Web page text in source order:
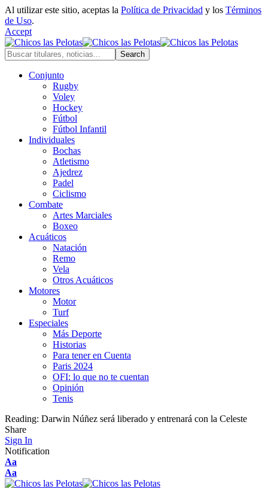
Al utilizar este sitio, aceptas la Política de Privacidad y los Términos
de Uso.
Accept
Conjunto
Rugby
Voley
Hockey
Fútbol
Fútbol Infantil
Individuales
Bochas
Atletismo
Ajedrez
Padel
Ciclismo
Combate
Artes Marciales
Boxeo
Acuáticos
Natación
Remo
Vela
Otros Acuáticos
Motores
Motor
Turf
Especiales
Más Deporte
Historias
Para tener en Cuenta
Paris 2024
OFI: lo que no te cuentan
Opinión
Tenis
Reading: Darwin Núñez será liberado y entrenará con la Celeste
Share
Sign In
Notification
Font
Resizer
Aa
Font
Resizer
Aa